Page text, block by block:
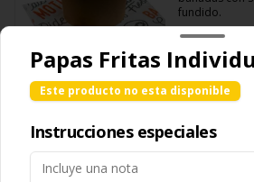
fundido.
$85.00
Papas
compartir
Papas Fritas
Este producto no esta disponible
Instrucciones especiales